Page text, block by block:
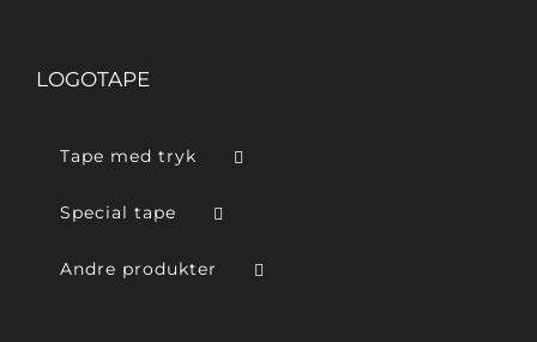
LOGOTAPE
Tape med tryk
Special tape
Andre produkter